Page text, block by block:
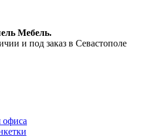
Мебель.
и под заказ в Севастополе
офиса